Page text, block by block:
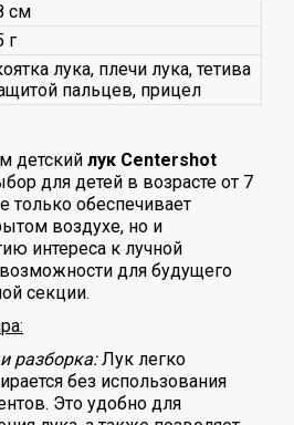
см
г
лука, плечи лука, тетива
пальцев, прицел
детскийлук Centershot
для детей в возрасте от 7
только обеспечивает
воздухе, но и
интереса к лучной
для будущего
секции.
разборка:Лук легко
без использования
Это удобно для